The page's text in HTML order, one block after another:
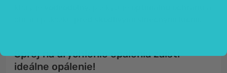
Sprej na urýchlenie opálenia zaistí
ideálne opálenie!